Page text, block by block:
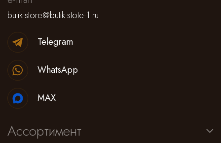
Ассортимент
butik-store@butik-stote-1.ru
Telegram
WhatsApp
MAX